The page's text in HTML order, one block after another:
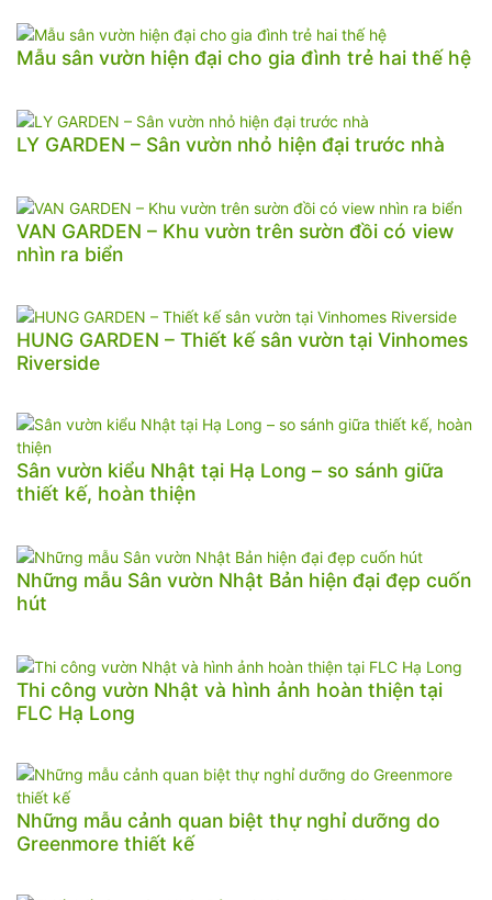
Mẫu sân vườn hiện đại cho gia đình trẻ hai thế hệ
LY GARDEN – Sân vườn nhỏ hiện đại trước nhà
VAN GARDEN – Khu vườn trên sườn đồi có view
nhìn ra biển
HUNG GARDEN – Thiết kế sân vườn tại Vinhomes
Riverside
Sân vườn kiểu Nhật tại Hạ Long – so sánh giữa
thiết kế, hoàn thiện
Những mẫu Sân vườn Nhật Bản hiện đại đẹp cuốn
hút
Thi công vườn Nhật và hình ảnh hoàn thiện tại
FLC Hạ Long
Những mẫu cảnh quan biệt thự nghỉ dưỡng do
Greenmore thiết kế